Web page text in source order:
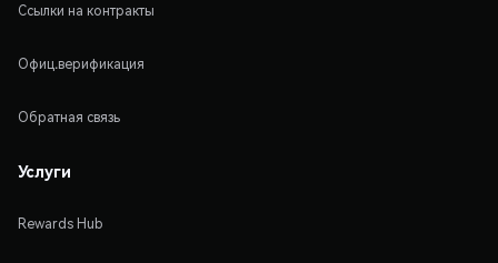
Ссылки на контракты
Офиц.верификация
Обратная связь
Услуги
Rewards Hub